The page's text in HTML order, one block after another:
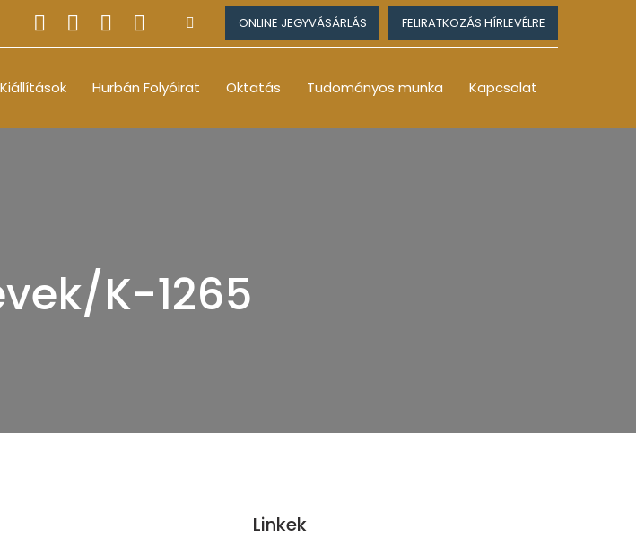
ONLINE JEGYVÁSÁRLÁS FELIRATKOZÁS HÍRLEVÉLRE
Kiállítások Hurbán Folyóirat Oktatás Tudományos munka Kapcsolat
K-1265
Linkek